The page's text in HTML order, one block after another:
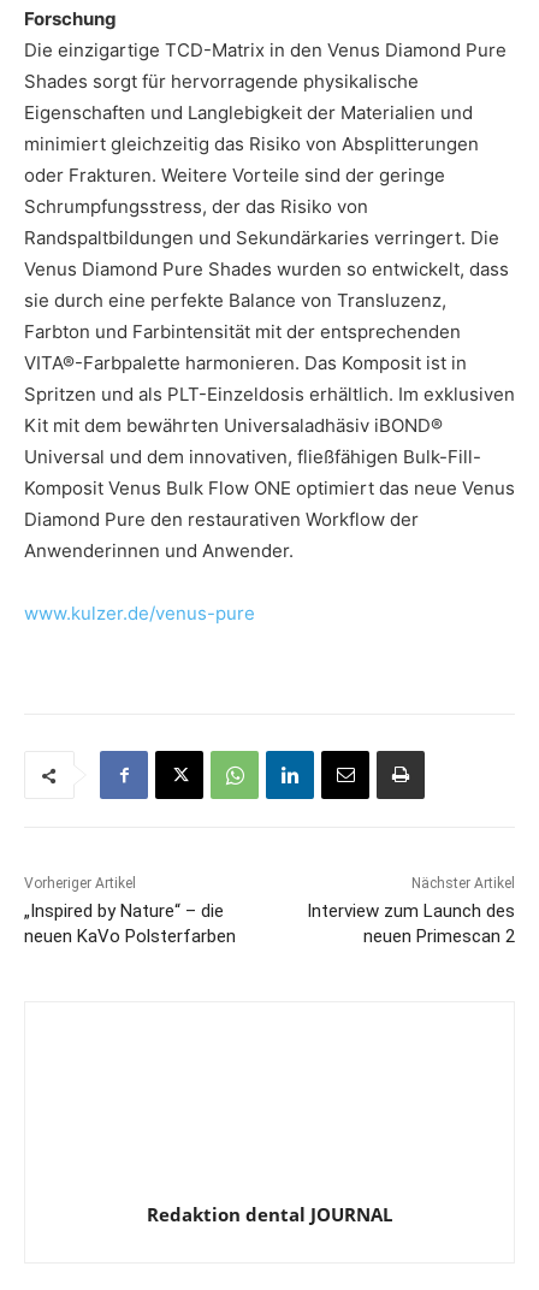
Forschung
Die einzigartige TCD-Matrix in den Venus Diamond Pure
Shades sorgt für hervorragende physikalische
Eigenschaften und Langlebigkeit der Materialien und
minimiert gleichzeitig das Risiko von Absplitterungen
oder Frakturen. Weitere Vorteile sind der geringe
Schrumpfungsstress, der das Risiko von
Randspaltbildungen und Sekundärkaries verringert. Die
Venus Diamond Pure Shades wurden so entwickelt, dass
sie durch eine perfekte Balance von Transluzenz,
Farbton und Farbintensität mit der entsprechenden
VITA®-Farbpalette harmonieren. Das Komposit ist in
Spritzen und als PLT-Einzeldosis erhältlich. Im exklusiven
Kit mit dem bewährten Universaladhäsiv iBOND®
Universal und dem innovativen, fließfähigen Bulk-Fill-
Komposit Venus Bulk Flow ONE optimiert das neue Venus
Diamond Pure den restaurativen Workflow der
Anwenderinnen und Anwender.
www.kulzer.de/venus-pure
Vorheriger Artikel
„Inspired by Nature“ – die
neuen KaVo Polsterfarben
Nächster Artikel
Interview zum Launch des
neuen Primescan 2
Redaktion dental JOURNAL